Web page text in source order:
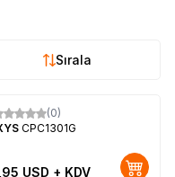
Sırala
(0)
CPC1301G
USD + KDV